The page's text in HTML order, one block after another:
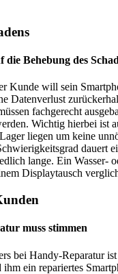
Behebung des
Kunde will sein
Datenverlust
fachgerecht
Wichtig hierbei ist
liegen um keine
dauert
lange. Ein Wasser-
Displaytausch
muss stimmen
bei Handy-Reparatur
ein repariertes